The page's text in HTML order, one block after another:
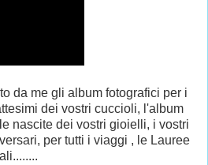
da me gli album fotografici per i
dei vostri cuccioli, l'album
nascite dei vostri gioielli, i vostri
per tutti i viaggi , le Lauree